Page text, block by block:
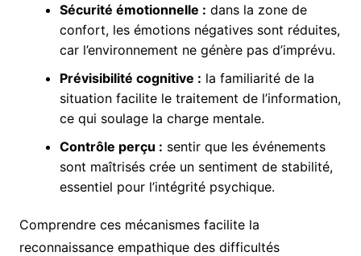
Sécurité émotionnelle : dans la zone de
confort, les émotions négatives sont réduites,
car l’environnement ne génère pas d’imprévu.
Prévisibilité cognitive : la familiarité de la
situation facilite le traitement de l’information,
ce qui soulage la charge mentale.
Contrôle perçu : sentir que les événements
sont maîtrisés crée un sentiment de stabilité,
essentiel pour l’intégrité psychique.
Comprendre ces mécanismes facilite la
reconnaissance empathique des difficultés